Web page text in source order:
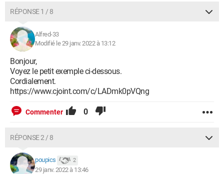
RÉPONSE 1 / 8
Alfred-33
Modifié le 29 janv. 2022 à 13:12
Bonjour,
Voyez le petit exemple ci-dessous.
Cordialement.
https://www.cjoint.com/c/LADmk0pVQng
Commenter 0
RÉPONSE 2 / 8
poupics 2
29 janv. 2022 à 13:46